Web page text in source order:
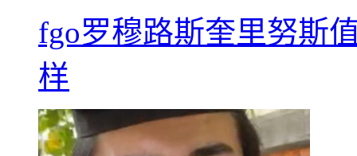
fgo罗穆路斯奎里努斯
样